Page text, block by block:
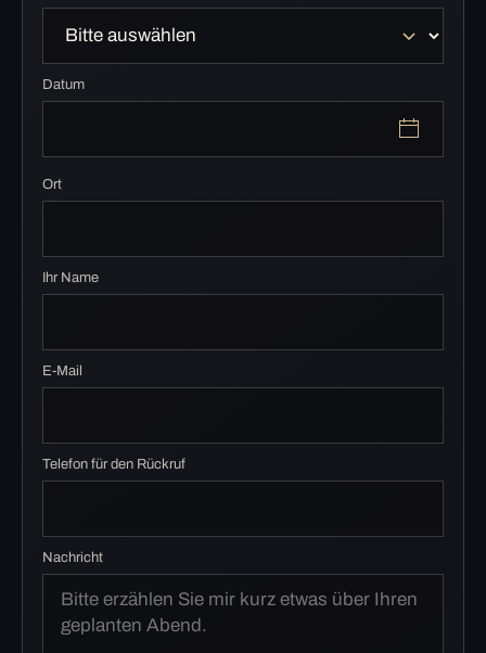
Datum
Ort
Ihr Name
E-Mail
Telefon für den Rückruf
Nachricht